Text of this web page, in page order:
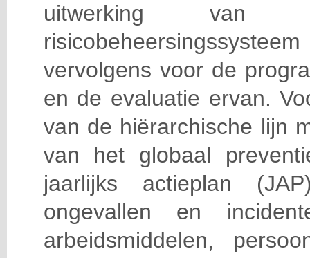
uitwerking van
vervolgens voor de
en de evaluatie ervan.
van de hiërarchische lijn
van het globaal
jaarlijks actieplan
ongevallen en
arbeidsmiddelen,